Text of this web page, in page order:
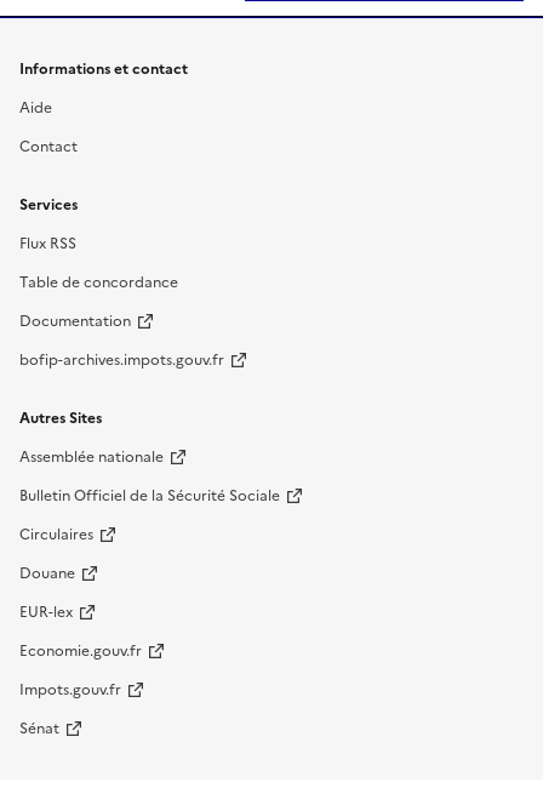
Informations et contact
Aide
Contact
Services
Flux RSS
Table de concordance
Documentation
bofip-archives.impots.gouv.fr
Autres Sites
Assemblée nationale
Bulletin Officiel de la Sécurité Sociale
Circulaires
Douane
EUR-lex
Economie.gouv.fr
Impots.gouv.fr
Sénat